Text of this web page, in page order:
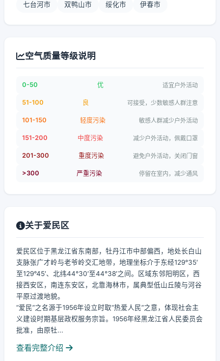
七台河市 双鸭山市 绥化市 伊春市
空气质量等级说明
0-50 优 适宜户外活动
51-100 良 可接受，少数敏感人群注意
101-150 轻度污染 敏感人群减少户外活动
151-200 中度污染 减少户外活动，佩戴口罩
201-300 重度污染 避免户外活动，关闭门窗
>300 严重污染 停留在室内，减少通风
关于爱民区
爱民区位于黑龙江省东南部，牡丹江市中部偏西，地处长白山
支脉张广才岭与老爷岭交汇地带，地理坐标介于东经129°35′
至129°45′、北纬44°30′至44°38′之间。区域东邻阳明区，西
接西安区，南连东安区，北靠海林市，属典型低山丘陵与河谷
平原过渡地貌。
“爱民”之名源于1956年设立时取“热爱人民”之意，体现社会主
义建设时期基层政权服务宗旨。1956年经黑龙江省人民委员会
批准，由原牡...
查看完整介绍